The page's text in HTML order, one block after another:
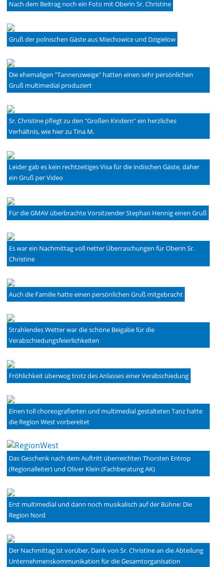
Nach dem Beitrag noch ein Foto mit Oberin Sr. Christine
Gruß der polnischen Gäste aus Miechowice und Dzigielow
Die ehemaligen "Tannenzweige" hatten einen sehr persönlichen
Gruß multimedial produziert
Sr. Christine pflegt zu den "Großen Kindern" ein herzliches
Verhältnis, wie hier zu Tina M.
Leider gab es kein rechtzeitiges Visa für die indischen Gäste, daher
ein Gruß per Video
Für die GMAV überbrachte Vorsitzender Stephan Hennig einen Gruß
Es war ein Nachmittag voll netter Überraschungen für Oberin Sr.
Christine
Auch die Familie hatte einen persönlichen Gruß mitgebracht
Strahlendes Wetter war die schöne Beigabe für die
Verabschiedungsfeierlichkeiten
Fröhlichkeit überwog trotz des Anlasses einer Verabschiedung
Einen toll choreografierten und multimedial gestalteten Tanz hatte
die Region West vorbereitet
Das Geschenk nach dem Auftritt überreichten Thorsten Entrop
(Regionalleiter) und Oliver Klein (Fachberatung AK)
Erst multimedial und dann noch musikalisch auf der Bühne: Die
Region Nord
Der Nachmittag ist vorüber, Dank von Sr. Christine an die Abteilung
Unternehmenskommunikation für die Gesamtorganisation